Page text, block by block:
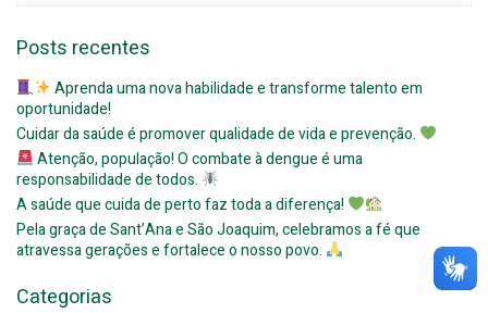
Posts recentes
Aprenda uma nova habilidade e transforme talento em
oportunidade!
Cuidar da saúde é promover qualidade de vida e prevenção.
Atenção, população! O combate à dengue é uma
responsabilidade de todos.
A saúde que cuida de perto faz toda a diferença!
Pela graça de Sant’Ana e São Joaquim, celebramos a fé que
atravessa gerações e fortalece o nosso povo.
Categorias